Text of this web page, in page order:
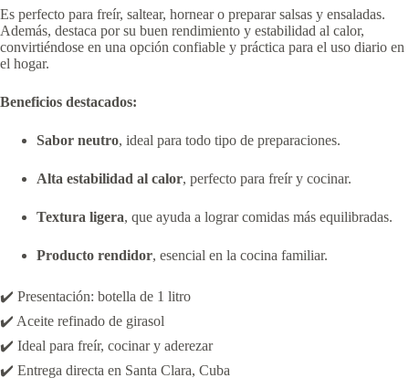
Es perfecto para freír, saltear, hornear o preparar salsas y ensaladas.
Además, destaca por su buen rendimiento y estabilidad al calor,
convirtiéndose en una opción confiable y práctica para el uso diario en
el hogar.
Beneficios destacados:
Sabor neutro, ideal para todo tipo de preparaciones.
Alta estabilidad al calor, perfecto para freír y cocinar.
Textura ligera, que ayuda a lograr comidas más equilibradas.
Producto rendidor, esencial en la cocina familiar.
✔️ Presentación: botella de 1 litro
✔️ Aceite refinado de girasol
✔️ Ideal para freír, cocinar y aderezar
✔️ Entrega directa en Santa Clara, Cuba